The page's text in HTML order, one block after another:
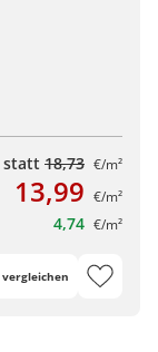
statt 18,73 €/m²
13,99 €/m²
4,74 €/m²
vergleichen